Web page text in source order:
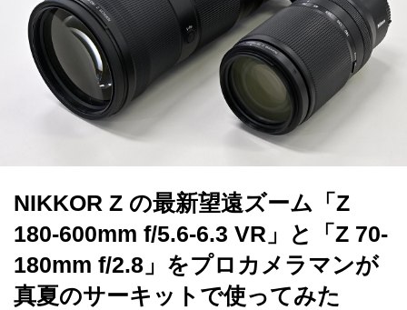
NIKKOR Z の最新望遠ズーム「Z
180-600mm f/5.6-6.3 VR」と「Z 70-
180mm f/2.8」をプロカメラマンが
真夏のサーキットで使ってみた